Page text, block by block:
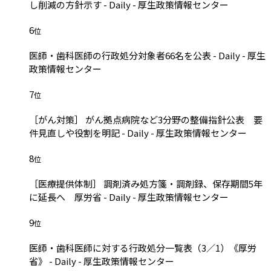
し削減の方針示す - Daily - 厚生政策情報センター
6位
医師・歯科医師の行政処分対象者66名を公表 - Daily - 厚生
政策情報センター
7位
［がん対策］ がん拠点病院など3分野の整備指針公表 要
件見直しや役割を明記 - Daily - 厚生政策情報センター
8位
［医療提供体制］ 調剤済み処方箋・調剤録、保存期間5年
に延長へ 厚労省 - Daily - 厚生政策情報センター
9位
医師・歯科医師に対する行政処分一覧表（3／1）《厚労
省》 - Daily - 厚生政策情報センター